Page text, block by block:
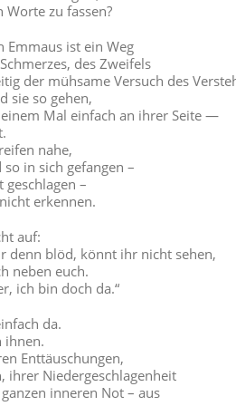
zu fassen?
Emmaus ist ein Weg
des Zweifels
der mühsame Versuch des
sie so gehen,
einem Mal einfach an ihrer Seite —
nahe,
in sich gefangen –
–
erkennen.
auf:
denn blöd, könnt ihr nicht sehen,
neben euch.
ich bin doch da.“
da.
ihnen.
Enttäuschungen,
ihrer Niedergeschlagenheit
inneren Not – aus